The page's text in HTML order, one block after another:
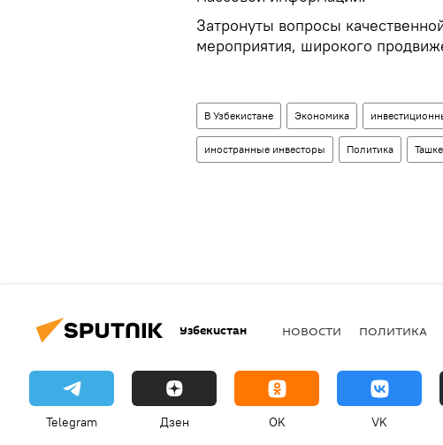
Затронуты вопросы
мероприятия, широкого
В Узбекистане Экономика
иностранные инвесторы Политика
Узбекистан НОВОСТИ ПОЛИТИКА
Telegram Дзен OK VK